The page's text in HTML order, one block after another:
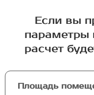
Если вы
параметры
расчет
Площадь